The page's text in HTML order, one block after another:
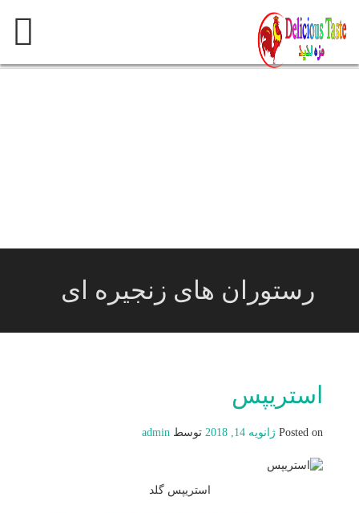
به
رستوران های زنجیره ای
استریپس
Posted on ژانویه 14, 2018 توسط admin
استریپس گلد